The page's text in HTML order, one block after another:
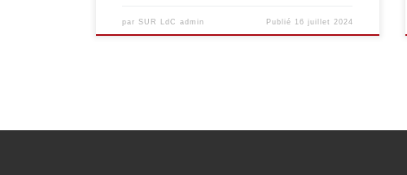
parSUR LdC admin Publié 16 juillet 2024